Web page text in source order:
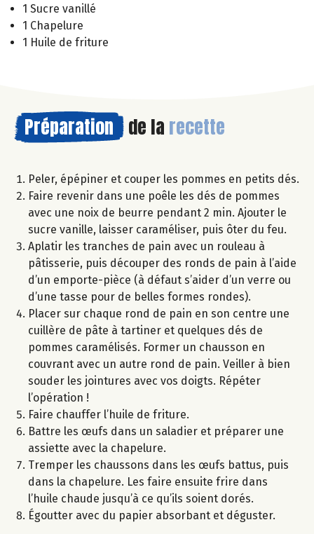
1 Sucre vanillé
1 Chapelure
1 Huile de friture
Préparation de la recette
Peler, épépiner et couper les pommes en petits dés.
Faire revenir dans une poêle les dés de pommes
avec une noix de beurre pendant 2 min. Ajouter le
sucre vanille, laisser caraméliser, puis ôter du feu.
Aplatir les tranches de pain avec un rouleau à
pâtisserie, puis découper des ronds de pain à l’aide
d’un emporte-pièce (à défaut s’aider d’un verre ou
d’une tasse pour de belles formes rondes).
Placer sur chaque rond de pain en son centre une
cuillère de pâte à tartiner et quelques dés de
pommes caramélisés. Former un chausson en
couvrant avec un autre rond de pain. Veiller à bien
souder les jointures avec vos doigts. Répéter
l’opération !
Faire chauffer l’huile de friture.
Battre les œufs dans un saladier et préparer une
assiette avec la chapelure.
Tremper les chaussons dans les œufs battus, puis
dans la chapelure. Les faire ensuite frire dans
l’huile chaude jusqu’à ce qu’ils soient dorés.
Égoutter avec du papier absorbant et déguster.